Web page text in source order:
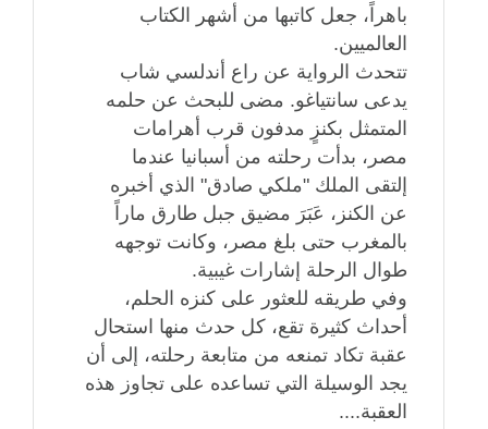
باهراً، جعل كاتبها من أشهر الكتاب
العالميين.
تتحدث الرواية عن راع أندلسي شاب
يدعى سانتياغو. مضى للبحث عن حلمه
المتمثل بكنزٍ مدفون قرب أهرامات
مصر، بدأت رحلته من أسبانيا عندما
إلتقى الملك "ملكي صادق" الذي أخبره
عن الكنز، عَبَرَ مضيق جبل طارق ماراً
بالمغرب حتى بلغ مصر، وكانت توجهه
طوال الرحلة إشارات غيبية.
وفي طريقه للعثور على كنزه الحلم،
أحداث كثيرة تقع، كل حدث منها استحال
عقبة تكاد تمنعه من متابعة رحلته، إلى أن
يجد الوسيلة التي تساعده على تجاوز هذه
العقبة....